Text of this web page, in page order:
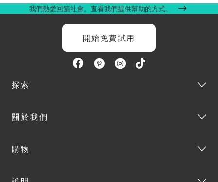
我們熱愛回饋社會。查看我們提供幫助的方式。
開始免費試用
探索
關於我們
購物